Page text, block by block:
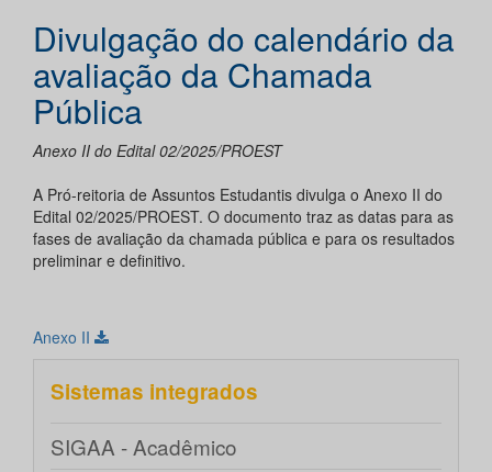
Divulgação do calendário da
avaliação da Chamada
Pública
Anexo II do Edital 02/2025/PROEST
A Pró-reitoria de Assuntos Estudantis divulga o Anexo II do
Edital 02/2025/PROEST. O documento traz as datas para as
fases de avaliação da chamada pública e para os resultados
preliminar e definitivo.
Anexo II
Sistemas integrados
SIGAA - Acadêmico